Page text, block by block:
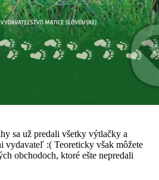
sa už predali všetky výtlačky a
vydavateľ :( Teoreticky však môžete
obchodoch, ktoré ešte nepredali